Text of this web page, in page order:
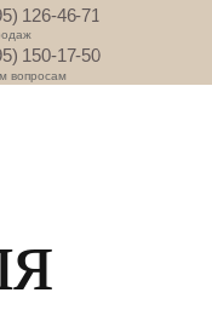
вопросам
126-46-71
150-17-50